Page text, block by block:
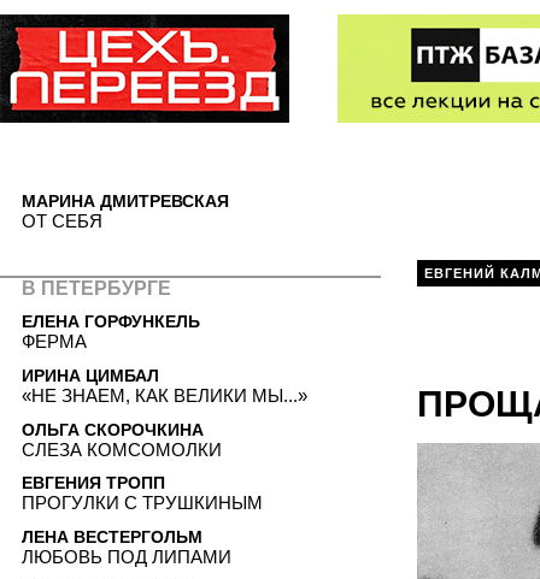
ЕВГЕНИЙ
МАРИНА ДМИТРЕВСКАЯ
ОТ СЕБЯ
В ПЕТЕРБУРГЕ
ЕЛЕНА ГОРФУНКЕЛЬ
ФЕРМА
ИРИНА ЦИМБАЛ
«НЕ ЗНАЕМ, КАК ВЕЛИКИ МЫ...»
ОЛЬГА СКОРОЧКИНА
СЛЕЗА КОМСОМОЛКИ
ЕВГЕНИЯ ТРОПП
ПРОГУЛКИ С ТРУШКИНЫМ
ЛЕНА ВЕСТЕРГОЛЬМ
ЛЮБОВЬ ПОД ЛИПАМИ